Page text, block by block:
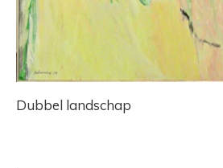
Dubbel landschap